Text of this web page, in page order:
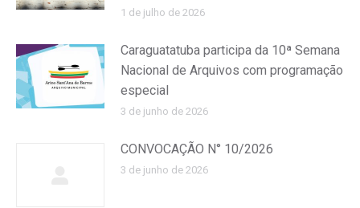
1 de julho de 2026
Caraguatatuba participa da 10ª Semana
Nacional de Arquivos com programação
especial
3 de junho de 2026
CONVOCAÇÃO N° 10/2026
3 de junho de 2026